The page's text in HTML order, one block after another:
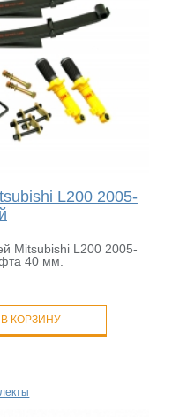
L200 2005-
Mitsubishi L200 2005-
40 мм.
В КОРЗИНУ